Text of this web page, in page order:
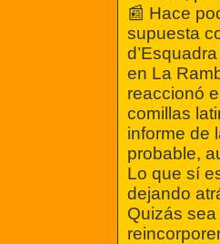
📰 Hace
supuesta
en La
reaccionó
comillas
informe de
probable,
Lo que sí
dejando
Quizás